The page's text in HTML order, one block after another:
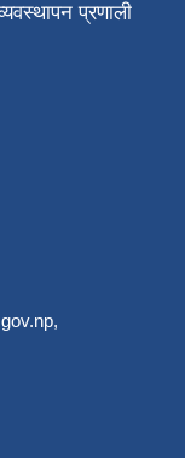
प्रणाली
,